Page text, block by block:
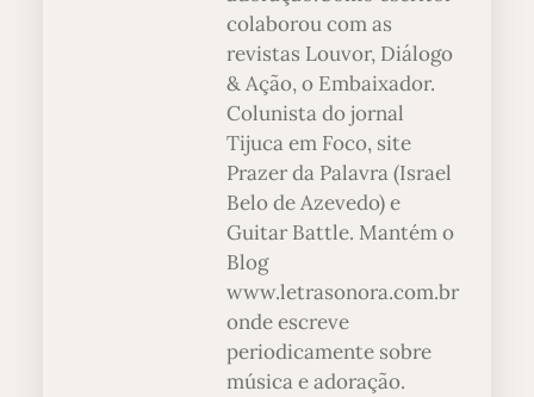
colaborou com as
revistas Louvor, Diálogo
& Ação, o Embaixador.
Colunista do jornal
Tijuca em Foco, site
Prazer da Palavra (Israel
Belo de Azevedo) e
Guitar Battle. Mantém o
Blog
www.letrasonora.com.br
onde escreve
periodicamente sobre
música e adoração.